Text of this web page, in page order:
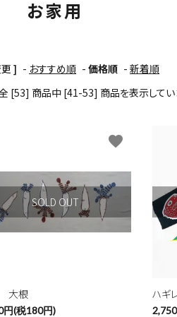
お家用
] - おすすめ順 - 価格順 - 新着順
[53] 商品中 [41-53] 商品を表示してい
SOLD OUT
大根
円(税180円)
favorite
ハギ